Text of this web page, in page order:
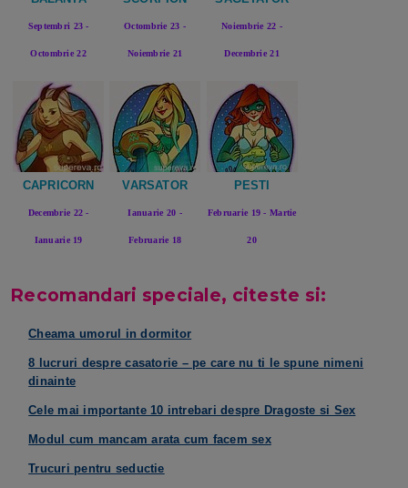
Septembri 23 -
Octombrie 22
Octombrie 23 -
Noiembrie 21
Noiembrie 22 -
Decembrie 21
CAPRICORN
Decembrie 22 -
Ianuarie 19
VARSATOR
Ianuarie 20 -
Februarie 18
PESTI
Februarie 19 - Martie
20
Recomandari speciale, citeste si:
Cheama umorul in dormitor
8 lucruri despre casatorie – pe care nu ti le spune nimeni
dinainte
Cele mai importante 10 intrebari despre Dragoste si Sex
Modul cum mancam arata cum facem sex
Trucuri pentru seductie